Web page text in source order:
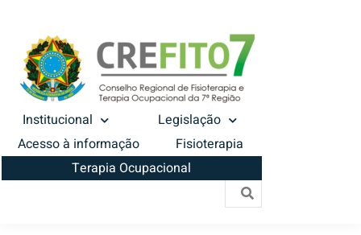
Institucional
Legislação
Acesso à informação
Fisioterapia
Terapia Ocupacional